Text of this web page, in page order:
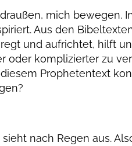
mich bewegen.
Aus den
und aufrichtet, hilft
oder komplizierter zu
Prophetentext
nach Regen aus.